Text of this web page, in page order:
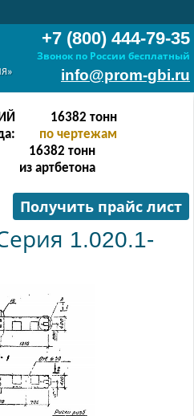
+7 (800) 444-79-35
Звонок по России бесплатный
info@prom-gbi.ru
32766 тонн
по чертежам
32766 тонн
из артбетона
Получить прайс лист
1.020.1-